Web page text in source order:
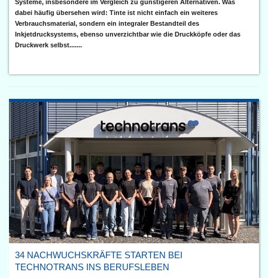
Systeme, insbesondere im Vergleich zu günstigeren Alternativen. Was
dabei häufig übersehen wird: Tinte ist nicht einfach ein weiteres
Verbrauchsmaterial, sondern ein integraler Bestandteil des
Inkjetdrucksystems, ebenso unverzichtbar wie die Druckköpfe oder das
Druckwerk selbst.......
34 NACHWUCHSKRÄFTE STARTEN BEI
TECHNOTRANS INS BERUFSLEBEN